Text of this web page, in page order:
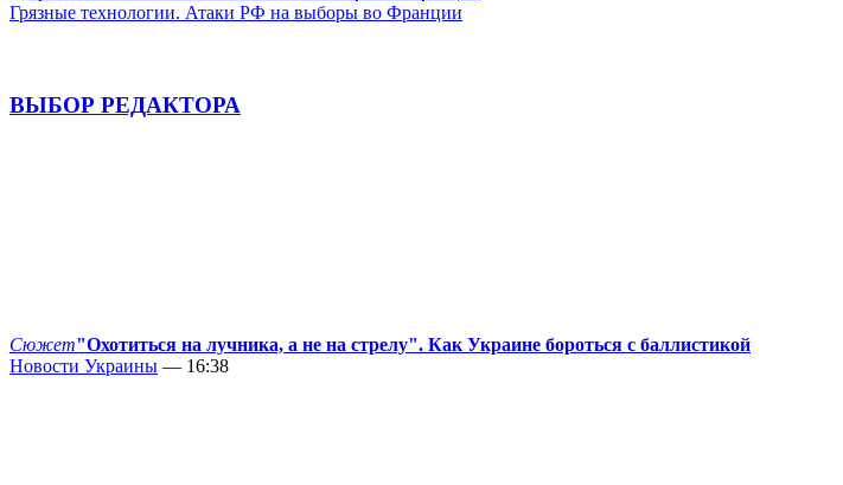
Грязные технологии. Атаки РФ на выборы во Франции
ВЫБОР РЕДАКТОРА
Сюжет"Охотиться на лучника, а не на стрелу". Как Украине бороться с баллистикой
Новости Украины — 16:38